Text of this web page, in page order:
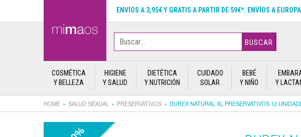
ENVÍOS A 3,95€ Y GRATIS A PARTIR DE 59€*. ENVÍOS A
BUSCAR
COSMÉTICA
Y BELLEZA
HIGIENE
Y SALUD
DIETÉTICA
Y NUTRICIÓN
CUIDADO
SOLAR
BEBÉ
Y NIÑO
Y
HOME SALUD SEXUAL PRESERVATIVOS DUREX NATURAL XL PRESERVATIVOS 12